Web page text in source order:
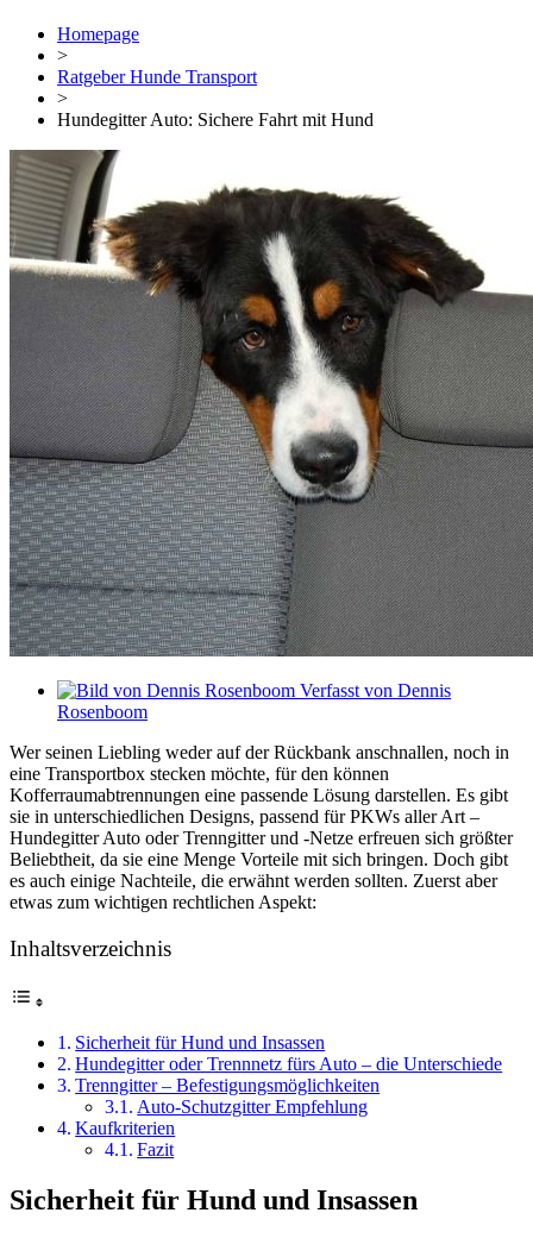
Homepage
>
Ratgeber Hunde Transport
>
Hundegitter Auto: Sichere Fahrt mit Hund
Verfasst von Dennis
Rosenboom
Wer seinen Liebling weder auf der Rückbank anschnallen, noch in
eine Transportbox stecken möchte, für den können
Kofferraumabtrennungen eine passende Lösung darstellen. Es gibt
sie in unterschiedlichen Designs, passend für PKWs aller Art –
Hundegitter Auto oder Trenngitter und -Netze erfreuen sich größter
Beliebtheit, da sie eine Menge Vorteile mit sich bringen. Doch gibt
es auch einige Nachteile, die erwähnt werden sollten. Zuerst aber
etwas zum wichtigen rechtlichen Aspekt:
Inhaltsverzeichnis
Sicherheit für Hund und Insassen
Hundegitter oder Trennnetz fürs Auto – die Unterschiede
Trenngitter – Befestigungsmöglichkeiten
Auto-Schutzgitter Empfehlung
Kaufkriterien
Fazit
Sicherheit für Hund und Insassen